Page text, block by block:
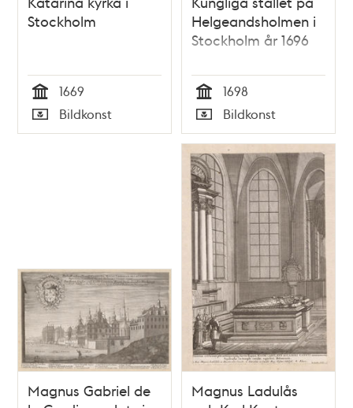
Stockholm
Tid
1669
Typ
Bildkonst
Helgeandsholmen i
Stockholm år 1696
Tid
1698
Typ
Bildkonst
Magnus Gabriel de
Magnus Ladulås